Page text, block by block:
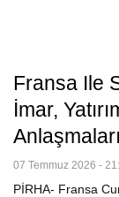
Fransa Ile
İmar,
Anlaşmaları
07 Temmuz 2026 -
PİRHA- Fransa